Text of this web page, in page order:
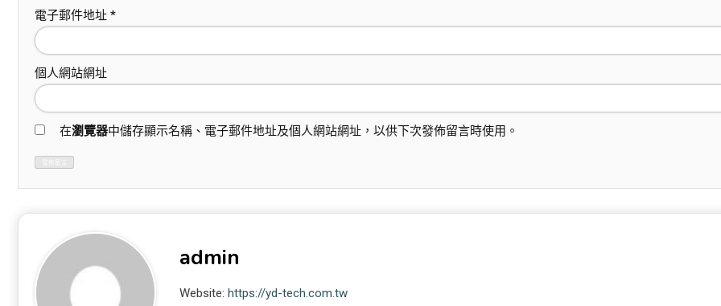
電子郵件地址 *
個人網站網址
在瀏覽器中儲存顯示名稱、電子郵件地址及個人網站網址，以供下次發佈留言時使用。
admin
Website:https://yd-tech.com.tw